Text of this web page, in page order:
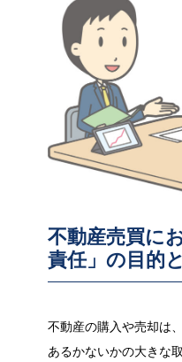
不動産売買に
責任」の目的
不動産の購入や売却は
あるかないかの大きな取